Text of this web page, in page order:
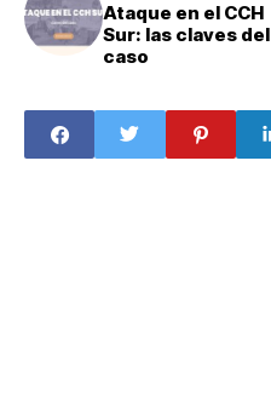
Ataque en el CCH
Sur: las claves del
caso